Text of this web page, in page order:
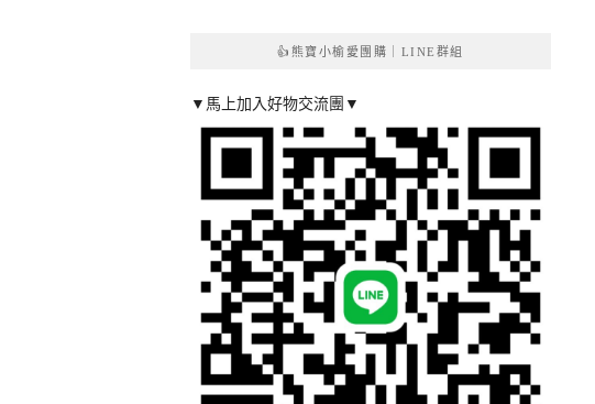
👍熊寶小榆愛團購｜LINE群組
▼馬上加入好物交流團▼